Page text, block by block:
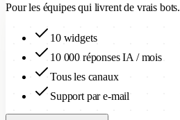
Pour les équipes qui livrent de vrais bots.
10 widgets
10 000 réponses IA / mois
Tous les canaux
Support par e-mail